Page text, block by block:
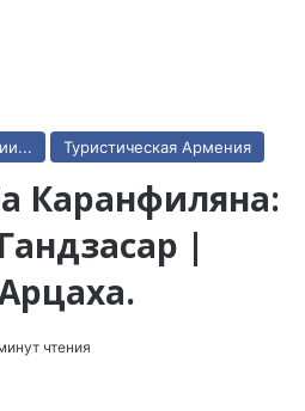
Туристическая Армения
Каранфиляна:
|
чтения